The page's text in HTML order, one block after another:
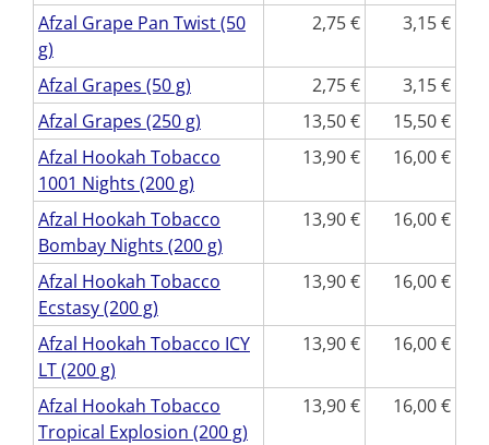
Afzal Grape Pan Twist (50
g)
2,75 3,15
Afzal Grapes (50 g) 2,75
3,15
Afzal Grapes (250 g)
13,50
15,50
Afzal Hookah Tobacco
1001 Nights (200 g)
13,90 16,00
Afzal Hookah Tobacco
Bombay Nights (200 g)
13,90 16,00
Afzal Hookah Tobacco
Ecstasy (200 g)
13,90 16,00
Afzal Hookah Tobacco ICY
LT (200 g)
13,90 16,00
Afzal Hookah Tobacco
Tropical Explosion (200 g)
13,90 16,00